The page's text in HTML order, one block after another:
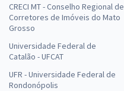
CRECI MT - Conselho Regional de
Corretores de Imóveis do Mato
Grosso
Universidade Federal de
Catalão - UFCAT
UFR - Universidade Federal de
Rondonópolis